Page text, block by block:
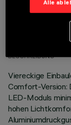
LETZTES UPDATE:
BESCHREIBUNG
Viereckige
Comfort-Version:
LED-Moduls
hohen
Alle